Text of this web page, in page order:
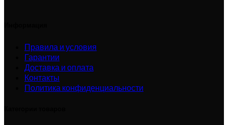
Правила и условия
Гарантии
Доставка и оплата
Контакты
Политика конфиденциальности